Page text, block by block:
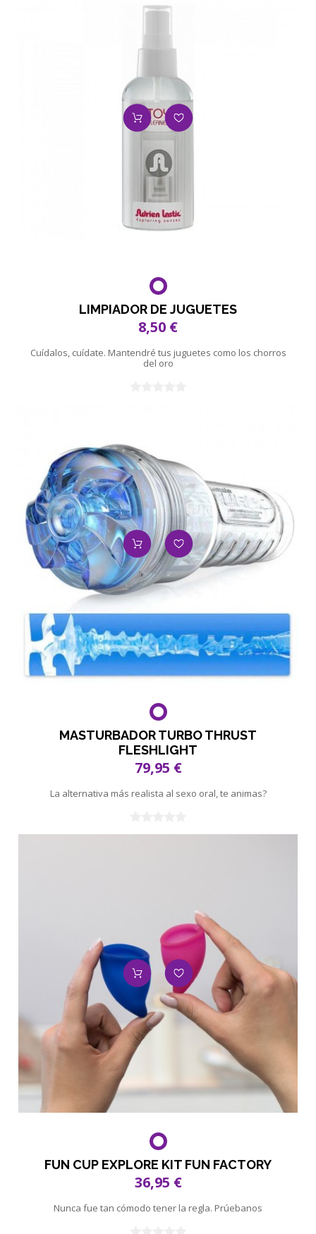
LIMPIADOR DE JUGUETES
8,50 €
Cuídalos, cuídate. Mantendré tus juguetes como los chorros
del oro
MASTURBADOR TURBO THRUST
FLESHLIGHT
79,95 €
La alternativa más realista al sexo oral, te animas?
FUN CUP EXPLORE KIT FUN FACTORY
36,95 €
Nunca fue tan cómodo tener la regla. Prúebanos